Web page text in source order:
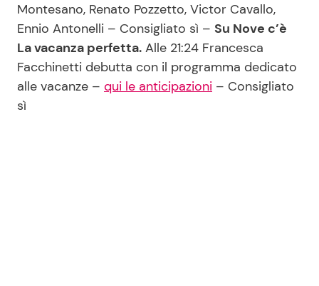
Montesano, Renato Pozzetto, Victor Cavallo,
Ennio Antonelli – Consigliato sì – Su Nove c’è
La vacanza perfetta. Alle 21:24 Francesca
Facchinetti debutta con il programma dedicato
alle vacanze – qui le anticipazioni – Consigliato
sì